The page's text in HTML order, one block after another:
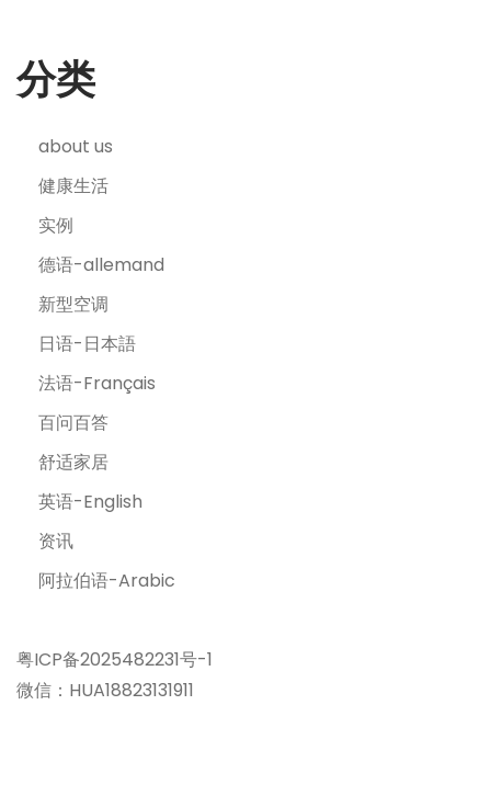
分类
about us
健康生活
实例
德语-allemand
新型空调
日语-日本語
法语-Français
百问百答
舒适家居
英语-English
资讯
阿拉伯语-Arabic
粤ICP备2025482231号-1
微信：HUA18823131911